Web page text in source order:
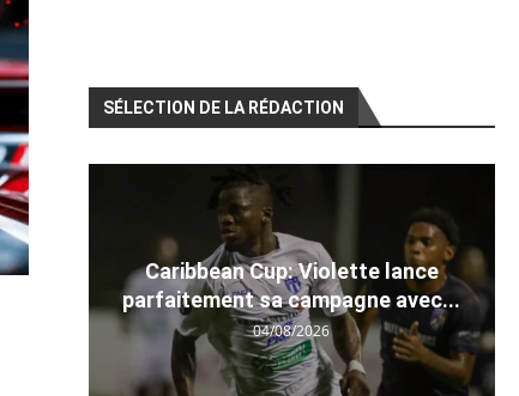
SÉLECTION DE LA RÉDACTION
Caribbean Cup: Violette lance
parfaitement sa campagne avec...
04/08/2026